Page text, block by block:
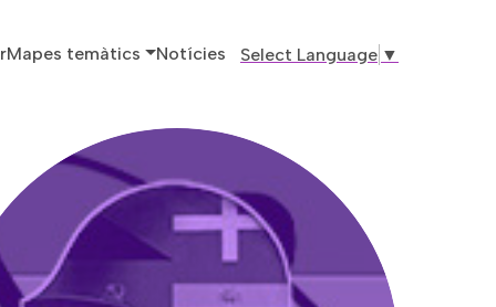
principal
Mapes temàtics Notícies Select Language ▼